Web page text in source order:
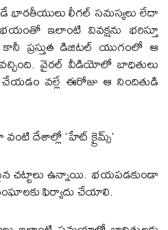
భారతీయులు లీగల్ సమస్యలు లేదా
ఇలాంటి వివక్షను భరిస్తూ
ప్రస్తుత డిజిటల్ యుగంలో ఆ
వైరల్ వీడియోలో బాధితులు
చేయడం వల్లే ఈరోజు ఆ నిందితుడి
వంటి దేశాల్లో 'హేట్ క్రైమ్స్'
చట్టాలు ఉన్నాయి. భయపడకుండా
ఫిర్యాదు చేయాలి.